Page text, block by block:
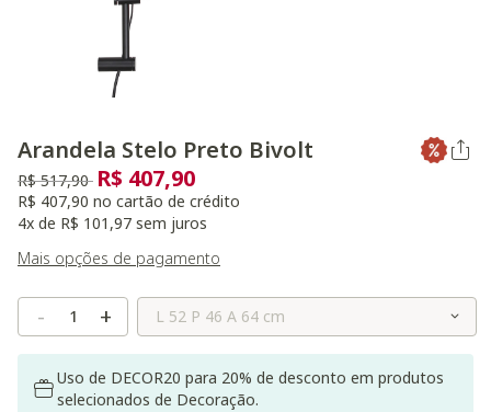
Arandela Stelo Preto Bivolt
Preço reduzido de
R$ 517,90 para
R$ 407,90
R$ 407,90 no cartão de crédito
4x de R$ 101,97 sem juros
Mais opções de pagamento
- + Selecione o Tamanho
Uso de DECOR20 para 20% de desconto em produtos
selecionados de Decoração.